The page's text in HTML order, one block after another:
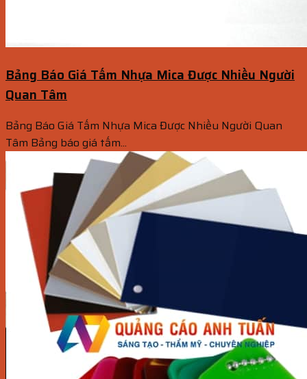
Bảng Báo Giá Tấm Nhựa Mica Được Nhiều Người
Quan Tâm
Bảng Báo Giá Tấm Nhựa Mica Được Nhiều Người Quan
Tâm Bảng báo giá tấm...